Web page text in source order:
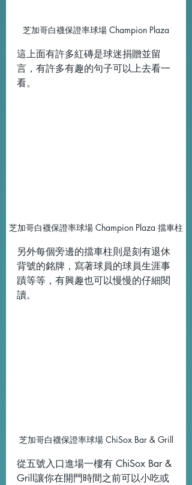
芝加哥白襪保證率球場 Champion Plaza
這上面有許多紅磚是球迷捐贈並留
言，有許多有趣的句子可以上去看一
看。
芝加哥白襪保證率球場 Champion Plaza 擋車柱
另外每個旁邊的擋車柱則是刻有退休
背號的銘牌，寫著球員的球員生涯事
蹟等等，有興趣也可以慢慢的仔細閱
讀。
芝加哥白襪保證率球場 ChiSox Bar & Grill
從五號入口進場一樓有 ChiSox Bar &
Grill讓你在開門時間之前可以小吃或